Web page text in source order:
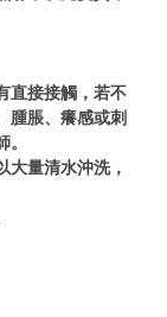
直接接觸，若不
腫脹、癢感或刺
量清水沖洗，